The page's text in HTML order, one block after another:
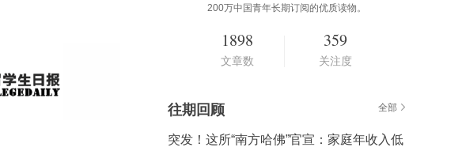
200万中国青年长期订阅的优质读物。
1898
文章数
359
关注度
往期回顾 全部
突发！这所“南方哈佛”官宣：家庭年收入低